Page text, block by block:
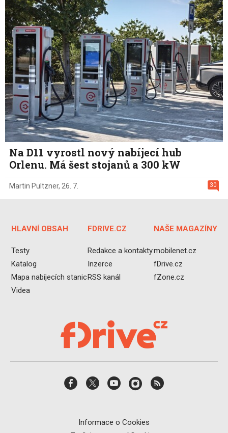
Na D11 vyrostl nový nabíjecí hub
Orlenu. Má šest stojanů a 300 kW
30
Martin Pultzner, 26. 7.
HLAVNÍ OBSAH
Testy
Katalog
Mapa nabíjecích stanic
Videa
FDRIVE.CZ
Redakce a kontakty
Inzerce
RSS kanál
NAŠE MAGAZÍNY
mobilenet.cz
fDrive.cz
fZone.cz
Informace o Cookies